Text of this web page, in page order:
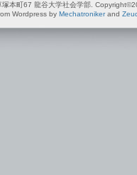
塚本町67 龍谷大学社会学部.
Wordpress by Mechatronikerand